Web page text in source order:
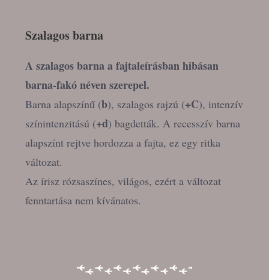
Szalagos barna
A szalagos barna a fajtaleírásban hibásan
barna-fakó néven szerepel.
Barna alapszínű (b), szalagos rajzú (+C), intenzív
színintenzitású (+d) bagdetták. A recesszív barna
alapszínt rejtve hordozza a fajta, ez egy ritka
változat.
Az írisz rózsaszínes, világos, ezért a változat
fenntartása nem kívánatos.